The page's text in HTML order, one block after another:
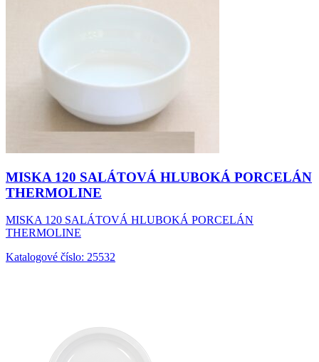
MISKA 120 SALÁTOVÁ HLUBOKÁ PORCELÁN
THERMOLINE
MISKA 120 SALÁTOVÁ HLUBOKÁ PORCELÁN
THERMOLINE
Katalogové číslo: 25532